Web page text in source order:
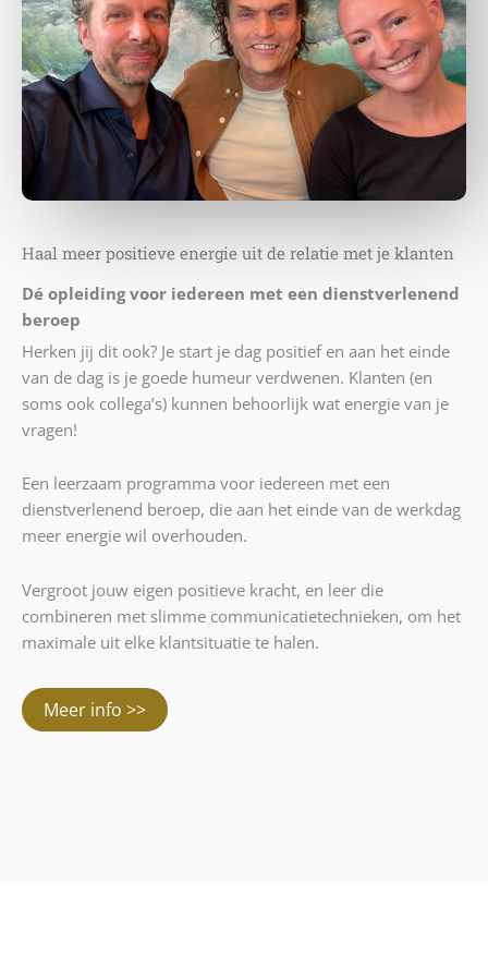
Haal meer positieve energie uit de relatie met je klanten
Dé opleiding voor iedereen met een dienstverlenend
beroep
Herken jij dit ook? Je start je dag positief en aan het einde
van de dag is je goede humeur verdwenen. Klanten (en
soms ook collega’s) kunnen behoorlijk wat energie van je
vragen!
Een leerzaam programma voor iedereen met een
dienstverlenend beroep, die aan het einde van de werkdag
meer energie wil overhouden.
Vergroot jouw eigen positieve kracht, en leer die
combineren met slimme communicatietechnieken, om het
maximale uit elke klantsituatie te halen.
Meer info >>